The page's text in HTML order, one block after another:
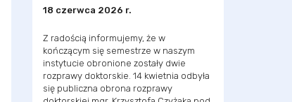
18 czerwca 2026 r.
Z radością informujemy, że w
kończącym się semestrze w naszym
instytucie obronione zostały dwie
rozprawy doktorskie. 14 kwietnia odbyła
się publiczna obrona rozprawy